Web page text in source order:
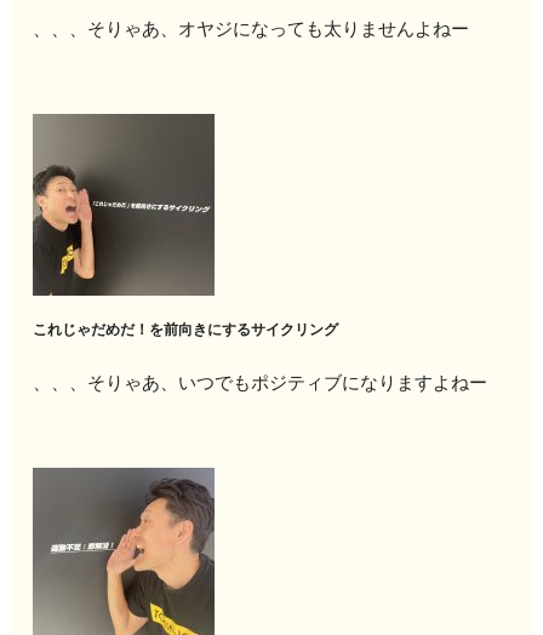
、、、そりゃあ、オヤジになっても太りませんよねー
これじゃだめだ！を前向きにするサイクリング
、、、そりゃあ、いつでもポジティブになりますよねー